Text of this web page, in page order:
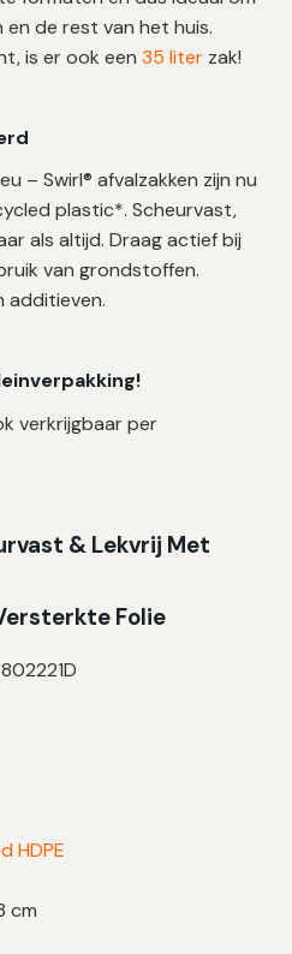
en de rest van het huis.
is er ook een 35 liter zak!
– Swirl® afvalzakken zijn nu
plastic*. Scheurvast,
als altijd. Draag actief bij
van grondstoffen.
additieven.
verkrijgbaar per
& Lekvrij Met
Folie
HDPE
cm